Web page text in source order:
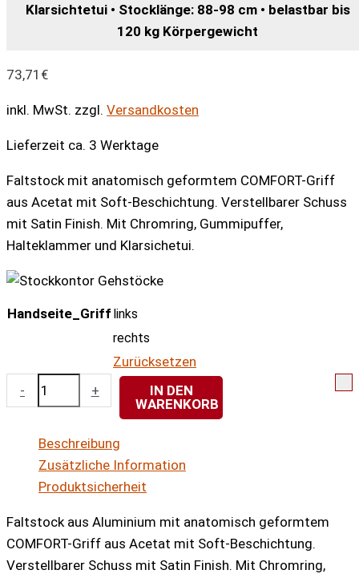
Klarsichtetui • Stocklänge: 88-98 cm • belastbar bis
120 kg Körpergewicht
73,71 €
inkl. MwSt. zzgl. Versandkosten
Lieferzeit ca. 3 Werktage
Faltstock mit anatomisch geformtem COMFORT-Griff
aus Acetat mit Soft-Beschichtung. Verstellbarer Schuss
mit Satin Finish. Mit Chromring, Gummipuffer,
Halteklammer und Klarsichetui.
Handseite_Griff links
rechts
Zurücksetzen
-
Deluxe
Faltstock
softbeschichtet
Menge
+
IN DEN
WARENKORB
Beschreibung
Zusätzliche Information
Produktsicherheit
Faltstock aus Aluminium mit anatomisch geformtem
COMFORT-Griff aus Acetat mit Soft-Beschichtung.
Verstellbarer Schuss mit Satin Finish. Mit Chromring,